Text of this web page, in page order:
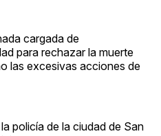
cargada de
para rechazar la muerte
las excesivas acciones de
policía de la ciudad de San